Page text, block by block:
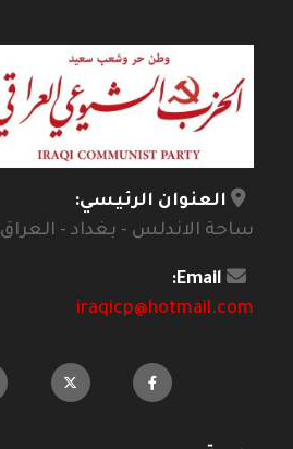
العنوان الرئيسي:
ساحة الاندلس - بغداد - العراق
Email:
iraqicp@hotmail.com